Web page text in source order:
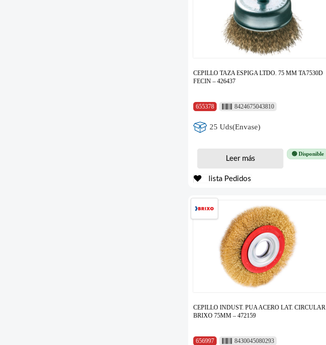
CEPILLO TAZA ESPIGA LTDO. 75 MM TA7530D
FECIN – 426437
655378 8424675043810
25 Uds(Envase)
🟢 Disponible
Leer más
lista Pedidos
CEPILLO INDUST. PUA ACERO LAT. CIRCULAR
BRIXO 75MM – 472159
656997 8430045080293